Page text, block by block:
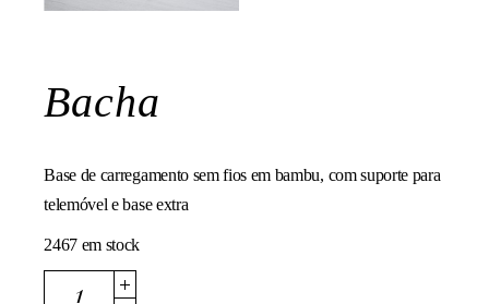
Bacha
Base de carregamento sem fios em bambu, com suporte para
telemóvel e base extra
2467 em stock
Bacha quantity